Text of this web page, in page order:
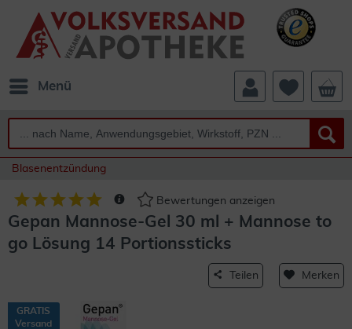
Menü
Blasenentzündung
Bewertungen anzeigen
Gepan Mannose-Gel 30 ml + Mannose to
go Lösung 14 Portionssticks
Teilen Merken
GRATIS
Versand